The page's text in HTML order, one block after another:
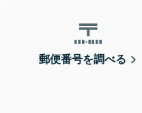
郵便番号を調べる